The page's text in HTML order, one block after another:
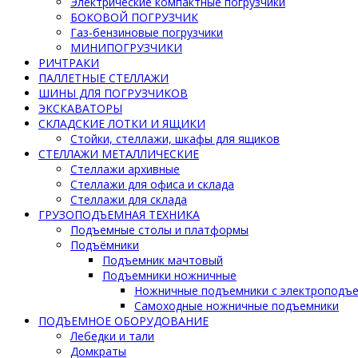
БОКОВОЙ ПОГРУЗЧИК
Газ-бензиновые погрузчики
МИНИПОГРУЗЧИКИ
РИЧТРАКИ
ПАЛЛЕТНЫЕ СТЕЛЛАЖИ
ШИНЫ ДЛЯ ПОГРУЗЧИКОВ
ЭКСКАВАТОРЫ
СКЛАДСКИЕ ЛОТКИ И ЯЩИКИ
Стойки, стеллажи, шкафы для ящиков
СТЕЛЛАЖИ МЕТАЛЛИЧЕСКИЕ
Стеллажи архивные
Стеллажи для офиса и склада
Стеллажи для склада
ГРУЗОПОДЪЕМНАЯ ТЕХНИКА
Подъемные столы и платформы
Подъёмники
Подъемник мачтовый
Подъемники ножничные
Ножничные подъемники с
Самоходные ножничные подъемники
ПОДЪЕМНОЕ ОБОРУДОВАНИЕ
Лебедки и тали
Домкраты